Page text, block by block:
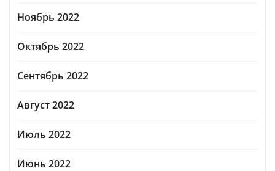
Ноябрь 2022
Октябрь 2022
Сентябрь 2022
Август 2022
Июль 2022
Июнь 2022